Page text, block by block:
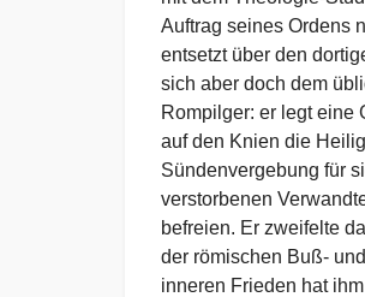
Auftrag seines Ordens
entsetzt über den
sich aber doch dem
Rompilger: er legt eine
auf den Knien die
Sündenvergebung für
verstorbenen
befreien. Er zweifelte
der römischen Buß-
inneren Frieden hat